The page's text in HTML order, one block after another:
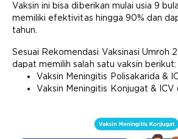
Vaksin ini bisa diberikan mulai usia 9
memiliki efektivitas hingga 90% dan
tahun.
Sesuai Rekomendasi Vaksinasi Umroh
dapat memilih salah satu vaksin berikut:
Vaksin Meningitis Polisakarida &
Vaksin Meningitis Konjugat & ICV